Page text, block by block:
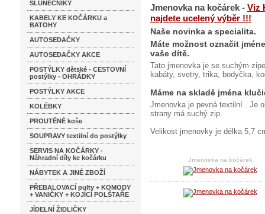
SLUNEČNÍKY
KABELY KE KOČÁRKU a
BATOHY
AUTOSEDAČKY
AUTOSEDAČKY AKCE
POSTÝLKY dětské - CESTOVNÍ
postýlky - OHRÁDKY
POSTÝLKY AKCE
KOLÉBKY
PROUTĚNÉ koše
SOUPRAVY textilní do postýlky
SERVIS NA KOČÁRKY -
Náhradní díly ke kočárku
NÁBYTEK A JINÉ ZBOŽÍ
PŘEBALOVACÍ pulty + KOMODY
+ VANIČKY + KOJÍCÍ POLŠTAŘE
JÍDELNÍ ŽIDLIČKY
Jmenovka na kočárek - Viz
najdete ucelený výběr !!!
Naše novinka a specialita.
Máte možnost označit
vaše dítě.
Tato jmenovka je se suchým
kabáty, svetry, trika, bodyčka,
Máme na skladě jména
Jmenovka je pevná textilní . Je
strany má suchý zip.
Velikost jmenovky je délka 5,7
Jmenovka na kočárek